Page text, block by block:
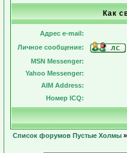
Как
Адрес e-mail:
Личное сообщение:
MSN Messenger:
Yahoo Messenger:
AIM Address:
Номер ICQ:
Список форумов Пустые Холмы